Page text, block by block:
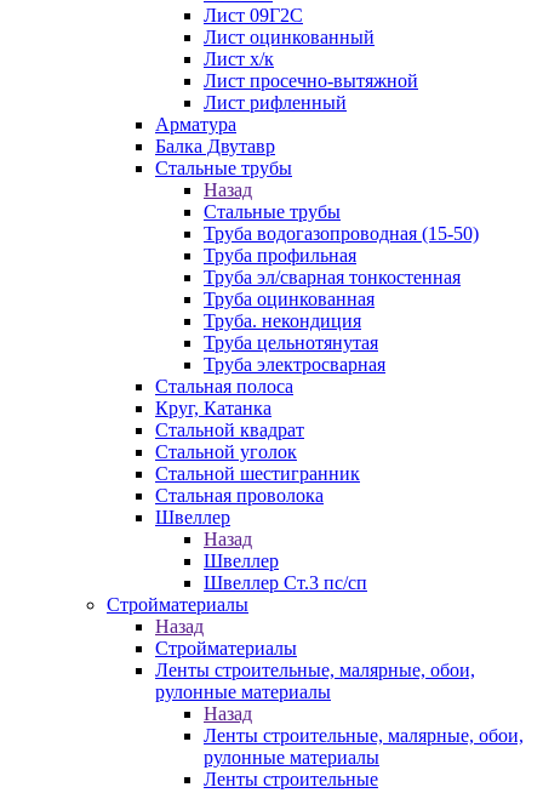
Лист 09Г2С
Лист оцинкованный
Лист х/к
Лист просечно-вытяжной
Лист рифленный
Арматура
Балка Двутавр
Стальные трубы
Назад
Стальные трубы
Труба водогазопроводная (15-50)
Труба профильная
Труба эл/сварная тонкостенная
Труба оцинкованная
Труба. некондиция
Труба цельнотянутая
Труба электросварная
Стальная полоса
Круг, Катанка
Стальной квадрат
Стальной уголок
Стальной шестигранник
Стальная проволока
Швеллер
Назад
Швеллер
Швеллер Ст.3 пс/сп
Стройматериалы
Назад
Стройматериалы
Ленты строительные, малярные, обои,
рулонные материалы
Назад
Ленты строительные, малярные, обои,
рулонные материалы
Ленты строительные